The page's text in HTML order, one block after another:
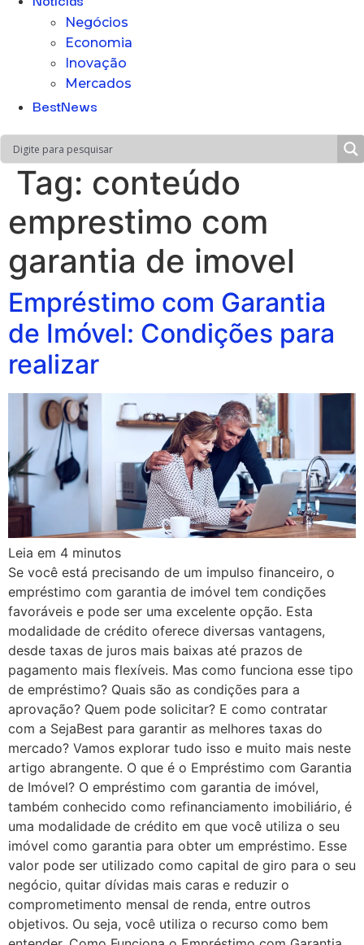
Negócios
Economia
Inovação
Mercados
BestNews
Tag: conteúdo
emprestimo com
garantia de imovel
Empréstimo com Garantia
de Imóvel: Condições para
realizar
Leia em 4 minutos
Se você está precisando de um impulso financeiro, o
empréstimo com garantia de imóvel tem condições
favoráveis e pode ser uma excelente opção. Esta
modalidade de crédito oferece diversas vantagens,
desde taxas de juros mais baixas até prazos de
pagamento mais flexíveis. Mas como funciona esse tipo
de empréstimo? Quais são as condições para a
aprovação? Quem pode solicitar? E como contratar
com a SejaBest para garantir as melhores taxas do
mercado? Vamos explorar tudo isso e muito mais neste
artigo abrangente. O que é o Empréstimo com Garantia
de Imóvel? O empréstimo com garantia de imóvel,
também conhecido como refinanciamento imobiliário, é
uma modalidade de crédito em que você utiliza o seu
imóvel como garantia para obter um empréstimo. Esse
valor pode ser utilizado como capital de giro para o seu
negócio, quitar dívidas mais caras e reduzir o
comprometimento mensal de renda, entre outros
objetivos. Ou seja, você utiliza o recurso como bem